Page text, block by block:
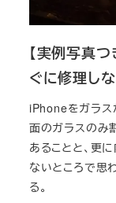
【実例写真
ぐに修理し
iPhoneをガラス
面のガラスのみ
あることと、更
ないところで思
る。